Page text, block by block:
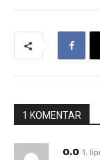
1 KOMENTAR
o.o 1.